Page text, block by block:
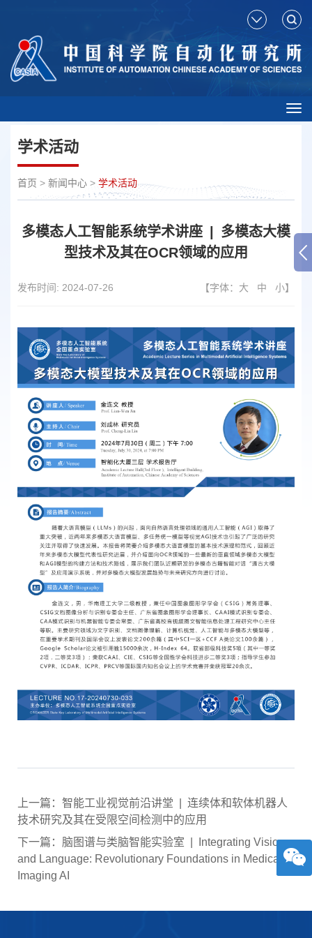
学术活动
首页 > 新闻中心 > 学术活动
多模态人工智能系统学术讲座 | 多模态大模
型技术及其在OCR领域的应用
发布时间: 2024-07-26 【字体： 大 中 小】
上一篇：智能工业视觉前沿讲堂 | 连续体和软体机器人
技术研究及其在受限空间检测中的应用
下一篇：脑图谱与类脑智能实验室 | Integrating Vision
and Language: Revolutionary Foundations in Medical
Imaging AI